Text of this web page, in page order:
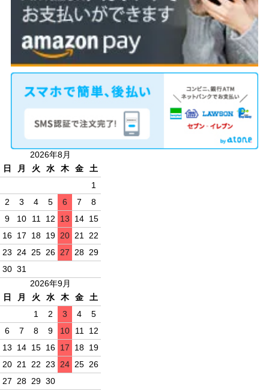
2026年8月
日
月 火 水 木 金
土
1
2
3 4 5 6 7
8
9
10 11 12 13 14 15
16 17 18 19 20 21 22
23 24 25 26 27 28 29
30 31
2026年9月
日
月 火 水 木 金
土
1
2 3 4
5
6
7 8 9 10 11 12
13
14 15 16 17 18 19
20 21 22 23 24 25 26
27 28 29 30